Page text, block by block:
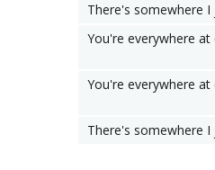
There's somewhere I
You're everywhere
You're everywhere
There's somewhere